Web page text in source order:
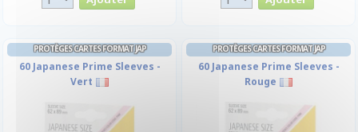
PROTÈGES CARTES FORMAT JAP
60 Japanese Prime Sleeves -
Vert
PROTÈGES CARTES FORMAT JAP
60 Japanese Prime Sleeves -
Rouge